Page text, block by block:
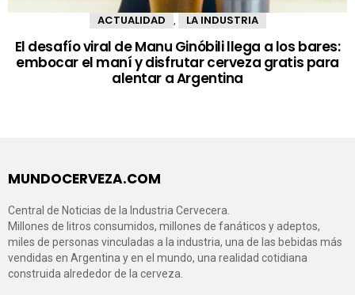
ACTUALIDAD LA INDUSTRIA
El desafío viral de Manu Ginóbili llega a los bares:
embocar el maní y disfrutar cerveza gratis para
alentar a Argentina
MUNDOCERVEZA.COM
Central de Noticias de la Industria Cervecera.
Millones de litros consumidos, millones de fanáticos y adeptos,
miles de personas vinculadas a la industria, una de las bebidas más
vendidas en Argentina y en el mundo, una realidad cotidiana
construida alrededor de la cerveza.